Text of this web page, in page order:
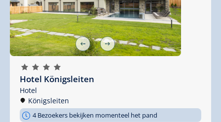
🞙 🞙 🞙 🞙
Hotel Königsleiten
Hotel
Königsleiten
4 Bezoekers bekijken momenteel het pand